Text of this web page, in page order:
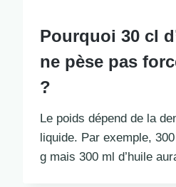
Pourquoi 30 cl
ne pèse pas
?
Le poids dépend de la
liquide. Par exemple,
g mais 300 ml d’huile